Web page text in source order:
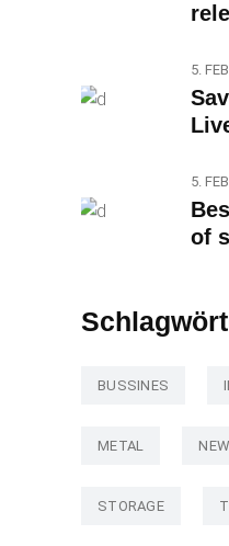
5.
5.
of
BUSSINES
METAL
STORAGE